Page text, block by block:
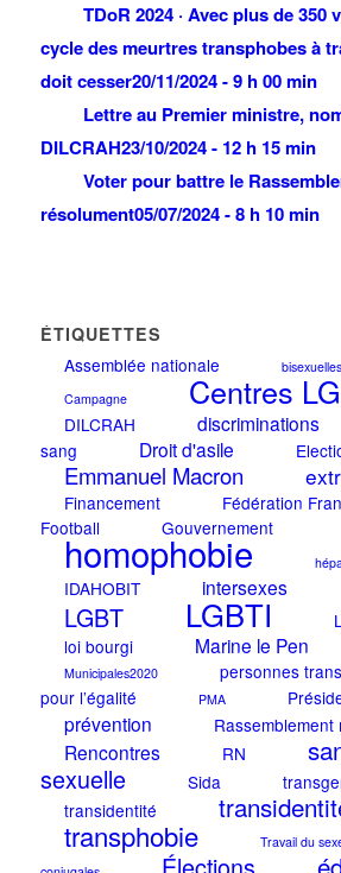
TDoR 2024 · Avec plus de 350
cycle des meurtres transphobes à
doit cesser20/11/2024 - 9 h 00 min
Lettre au Premier ministre,
DILCRAH23/10/2024 - 12 h 15 min
Voter pour battre le
résolument05/07/2024 - 8 h 10 min
ÉTIQUETTES
Assemblée nationale
bisexuelles
Campagne
Centres
DILCRAH discriminations
sang
Droit d'asile
Emmanuel Macron
Financement
Fédération
Football
Gouvernement
homophobie
IDAHOBIT intersexes
LGBT LGBTI
loi bourgi
Marine le Pen
Municipales2020 personnes
pour l’égalité
PMA
prévention Rassemblement
Rencontres RN
sexuelle
Sida
transidentité
transphobie Travail du